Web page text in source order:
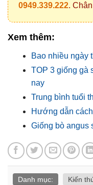
0949.339.222.
Xem thêm:
Bao nhiều ngày
TOP 3 giống gà
nay
Trung bình tuổi
Hướng dẫn
Giống bò angus
Danh mục: Kiến